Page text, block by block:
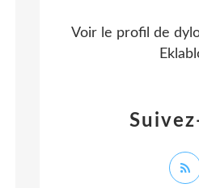
Voir le profil de